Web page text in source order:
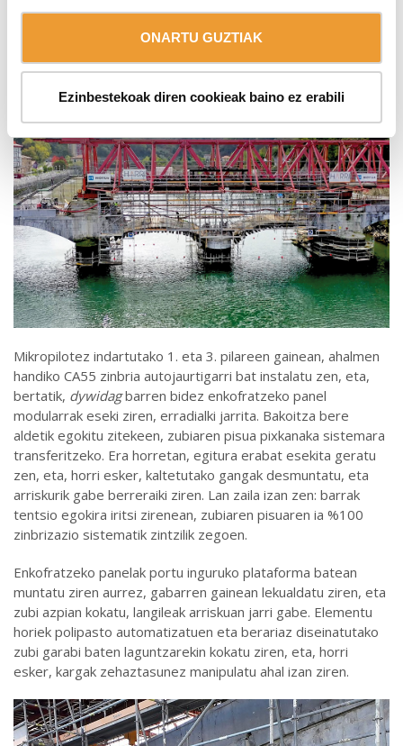
ONARTU GUZTIAK
Ezinbestekoak diren cookieak baino ez erabili
eragozten zuen lur biguna. Zubia goiko egitura batetik
zintzilikatzea izan zen irtenbidea, lurretik eskoratu
Mikropilotez indartutako 1. eta 3. pilareen gainean, ahalmen
handiko CA55 zinbria autojaurtigarri bat instalatu zen, eta,
bertatik, dywidagbarren bidez enkofratzeko panel
modularrak eseki ziren, erradialki jarrita. Bakoitza bere
aldetik egokitu zitekeen, zubiaren pisua pixkanaka sistemara
transferitzeko. Era horretan, egitura erabat esekita geratu
zen, eta, horri esker, kaltetutako gangak desmuntatu, eta
arriskurik gabe berreraiki ziren. Lan zaila izan zen: barrak
tentsio egokira iritsi zirenean, zubiaren pisuaren ia %100
zinbrizazio sistematik zintzilik zegoen.
Enkofratzeko panelak portu inguruko plataforma batean
muntatu ziren aurrez, gabarren gainean lekualdatu ziren, eta
zubi azpian kokatu, langileak arriskuan jarri gabe. Elementu
horiek polipasto automatizatuen eta berariaz diseinatutako
zubi garabi baten laguntzarekin kokatu ziren, eta, horri
esker, kargak zehaztasunez manipulatu ahal izan ziren.